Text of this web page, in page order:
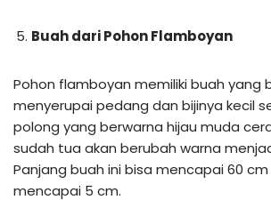
Buah dari Pohon Flamboyan
Pohon flamboyan memiliki buah yang
menyerupai pedang dan bijinya kecil
polong yang berwarna hijau muda
sudah tua akan berubah warna
Panjang buah ini bisa mencapai 60
mencapai 5 cm.